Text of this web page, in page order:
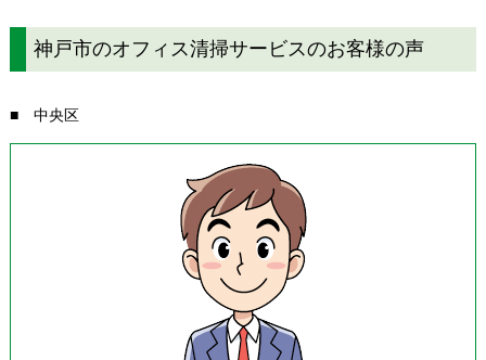
神戸市のオフィス清掃サービスのお客様の声
■ 中央区